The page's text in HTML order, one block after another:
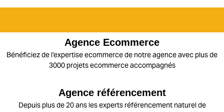
Agence Ecommerce
Bénéficiez de l’expertise ecommerce de notre agence avec plus de
3000 projets ecommerce accompagnés
Agence référencement
Depuis plus de 20 ans les experts référencement naturel de